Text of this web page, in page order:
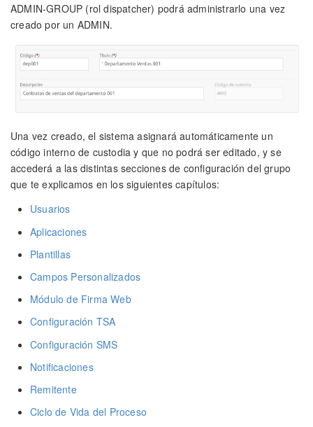
ADMIN-GROUP (rol dispatcher) podrá administrarlo una vez
creado por un ADMIN.
Una vez creado, el sistema asignará automáticamente un
código interno de custodia y que no podrá ser editado, y se
accederá a las distintas secciones de configuración del grupo
que te explicamos en los siguientes capítulos:
Usuarios
Aplicaciones
Plantillas
Campos Personalizados
Módulo de Firma Web
Configuración TSA
Configuración SMS
Notificaciones
Remitente
Ciclo de Vida del Proceso